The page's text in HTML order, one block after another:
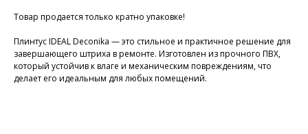
Товар продается только кратно упаковке!
Плинтус IDEAL Deconika — это стильное и практичное решение для
завершающего штриха в ремонте. Изготовлен из прочного ПВХ,
который устойчив к влаге и механическим повреждениям, что
делает его идеальным для любых помещений.